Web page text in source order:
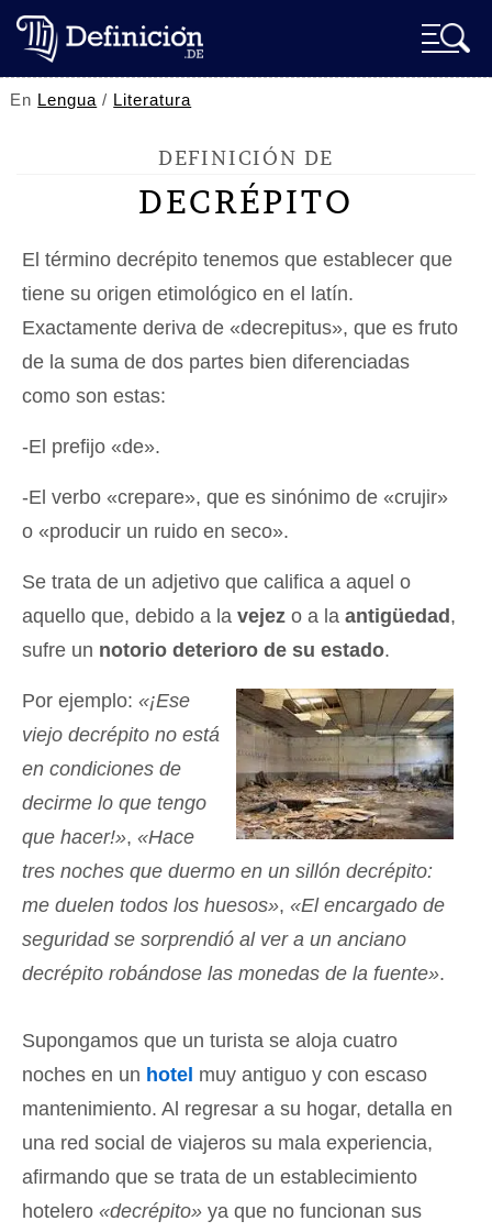
En Lengua / Literatura
DEFINICIÓN DE
DECRÉPITO
El término decrépito tenemos que establecer que
tiene su origen etimológico en el latín.
Exactamente deriva de «decrepitus», que es fruto
de la suma de dos partes bien diferenciadas
como son estas:
-El prefijo «de».
-El verbo «crepare», que es sinónimo de «crujir»
o «producir un ruido en seco».
Se trata de un adjetivo que califica a aquel o
aquello que, debido a la vejez o a la antigüedad ,
sufre un notorio deterioro de su estado.
Por ejemplo: «¡Ese
viejo decrépito no está
en condiciones de
decirme lo que tengo
que hacer!», «Hace
tres noches que duermo en un sillón decrépito:
me duelen todos los huesos», «El encargado de
seguridad se sorprendió al ver a un anciano
decrépito robándose las monedas de la fuente».
Supongamos que un turista se aloja cuatro
noches en un hotel muy antiguo y con escaso
mantenimiento. Al regresar a su hogar, detalla en
una red social de viajeros su mala experiencia,
afirmando que se trata de un establecimiento
hotelero «decrépito» ya que no funcionan sus